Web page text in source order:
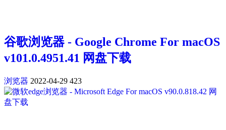
谷歌浏览器 - Google Chrome For macOS
v101.0.4951.41 网盘下载
浏览器 2022-04-29 423